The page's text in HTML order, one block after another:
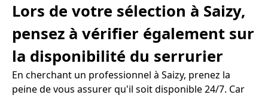
Lors de votre sélection à Saizy,
pensez à vérifier également sur
la disponibilité du serrurier
En cherchant un professionnel à Saizy, prenez la
peine de vous assurer qu'il soit disponible 24/7. Car